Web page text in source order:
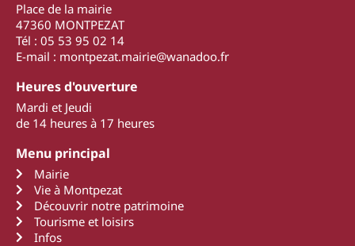
Place de la mairie
47360 MONTPEZAT
Tél : 05 53 95 02 14
E-mail : montpezat.mairie@wanadoo.fr
Heures d'ouverture
Mardi et Jeudi
de 14 heures à 17 heures
Menu principal
Mairie
Vie à Montpezat
Découvrir notre patrimoine
Tourisme et loisirs
Infos